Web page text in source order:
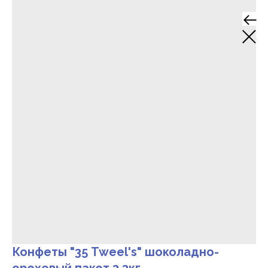
Конфеты "35 Tweel's" шоколадно-